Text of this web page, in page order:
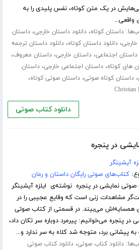
در یک متن کوتاه، نفس پلیدی را به
واقعی...
داستان کوتاه،دانلود داستان خارجی،داستان
خارجی،دانلود داستان کوتاه،دانلود داستان ترجمه
داستان اجتماعی،داستان خارجی،داستان معروف،
های کوتاه،داستان اجتماعی خارجی،داستان
،داستان کوتاه صوتی،داستان صوتی کوتاه،
Christian
دانلود کتاب صوتی
در پنجره
آیشینگر
کتاب‌های صوتی رایگان داستان و رمان
نمایشی در پنجره نوشته‌ی ایلزه آیشینگر
مشاهدات زنی است که وقایع عجیبی را در
همسایه‌اش می‌بیند. در قسمتی از کتاب صوتی
در پنجره می‌خوانیم: پیرمرد دوباره سر تکان داد،
پیشانی برد، متوجه شد کلاه به سر ندارد و...
دانلود کتاب صوتی،دانلود کتاب صوتی